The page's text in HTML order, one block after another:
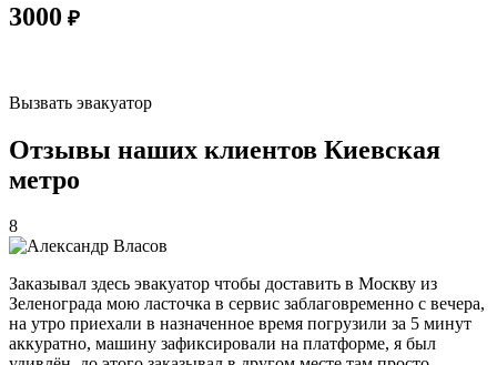
3000 ₽
Вызвать эвакуатор
Отзывы наших клиентов Киевская
метро
8
Заказывал здесь эвакуатор чтобы доставить в Москву из
Зеленограда мою ласточка в сервис заблаговременно с вечера,
на утро приехали в назначенное время погрузили за 5 минут
аккуратно, машину зафиксировали на платформе, я был